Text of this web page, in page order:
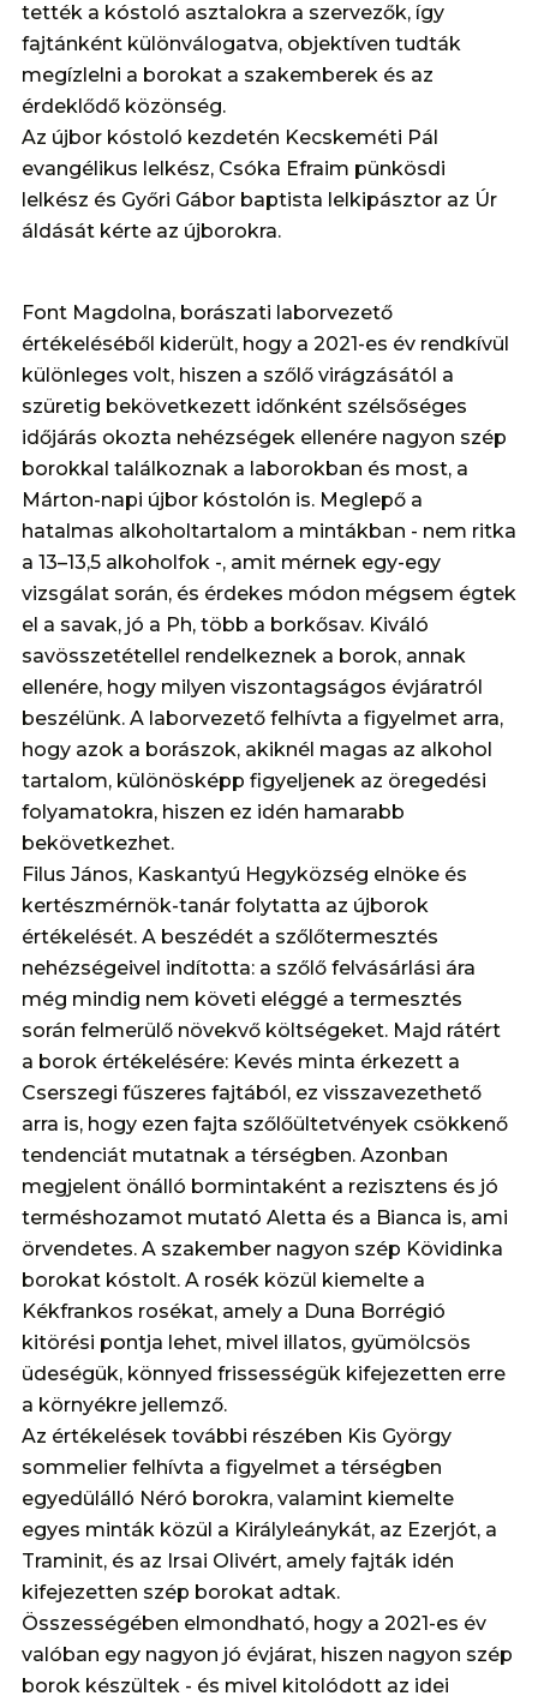
tették a kóstoló asztalokra a szervezők, így
fajtánként különválogatva, objektíven tudták
megízlelni a borokat a szakemberek és az
érdeklődő közönség.
Az újbor kóstoló kezdetén Kecskeméti Pál
evangélikus lelkész, Csóka Efraim pünkösdi
lelkész és Győri Gábor baptista lelkipásztor az Úr
áldását kérte az újborokra.
Font Magdolna, borászati laborvezető
értékeléséből kiderült, hogy a 2021-es év rendkívül
különleges volt, hiszen a szőlő virágzásától a
szüretig bekövetkezett időnként szélsőséges
időjárás okozta nehézségek ellenére nagyon szép
borokkal találkoznak a laborokban és most, a
Márton-napi újbor kóstolón is. Meglepő a
hatalmas alkoholtartalom a mintákban - nem ritka
a 13–13,5 alkoholfok -, amit mérnek egy-egy
vizsgálat során, és érdekes módon mégsem égtek
el a savak, jó a Ph, több a borkősav. Kiváló
savösszetétellel rendelkeznek a borok, annak
ellenére, hogy milyen viszontagságos évjáratról
beszélünk. A laborvezető felhívta a figyelmet arra,
hogy azok a borászok, akiknél magas az alkohol
tartalom, különösképp figyeljenek az öregedési
folyamatokra, hiszen ez idén hamarabb
bekövetkezhet.
Filus János, Kaskantyú Hegyközség elnöke és
kertészmérnök-tanár folytatta az újborok
értékelését. A beszédét a szőlőtermesztés
nehézségeivel indította: a szőlő felvásárlási ára
még mindig nem követi eléggé a termesztés
során felmerülő növekvő költségeket. Majd rátért
a borok értékelésére: Kevés minta érkezett a
Cserszegi fűszeres fajtából, ez visszavezethető
arra is, hogy ezen fajta szőlőültetvények csökkenő
tendenciát mutatnak a térségben. Azonban
megjelent önálló bormintaként a rezisztens és jó
terméshozamot mutató Aletta és a Bianca is, ami
örvendetes. A szakember nagyon szép Kövidinka
borokat kóstolt. A rosék közül kiemelte a
Kékfrankos rosékat, amely a Duna Borrégió
kitörési pontja lehet, mivel illatos, gyümölcsös
üdeségük, könnyed frissességük kifejezetten erre
a környékre jellemző.
Az értékelések további részében Kis György
sommelier felhívta a figyelmet a térségben
egyedülálló Néró borokra, valamint kiemelte
egyes minták közül a Királyleánykát, az Ezerjót, a
Traminit, és az Irsai Olivért, amely fajták idén
kifejezetten szép borokat adtak.
Összességében elmondható, hogy a 2021-es év
valóban egy nagyon jó évjárat, hiszen nagyon szép
borok készültek - és mivel kitolódott az idei